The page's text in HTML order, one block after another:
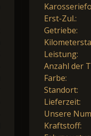
Erst-Zul.:
Getriebe:
Leistung:
Anzahl der
Farbe:
Standort:
Lieferzeit:
Unsere
Kraftstoff: